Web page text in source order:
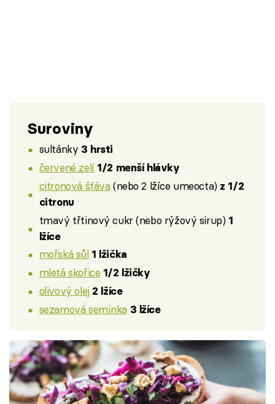
Suroviny
sultánky 3 hrsti
červené zelí 1/2 menší hlávky
citronová šťáva(nebo 2 lžíce umeocta) z 1/2
citronu
tmavý třtinový cukr (nebo rýžový sirup) 1
lžíce
mořská sůl 1 lžička
mletá skořice 1/2 lžičky
olivový olej 2 lžíce
sezamová semínka 3 lžíce